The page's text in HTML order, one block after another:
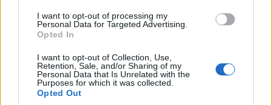
I want to opt-out of processing my
Personal Data for Targeted Advertising.
Opted In
I want to opt-out of Collection, Use,
Retention, Sale, and/or Sharing of my
Personal Data that Is Unrelated with the
Purposes for which it was collected.
Opted Out
Νάιτζελ Γουίλιαμς Γκος (13π. 2ριμπ., 2ασ., 2λ.)
ΤΟ ΣΤΑΤΙΣΤΙΚΟ ΤΟΥ ΜΑΤΣ:
Οι Πειραιώτες
τελείωσαν με 10/23 τρίποντα, 23/31 δίποντα, 30
ασίστ και 11 λάθη.